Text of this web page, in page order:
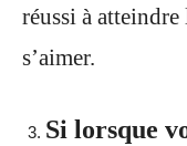
réussi à
s’aimer.
Si lorsque